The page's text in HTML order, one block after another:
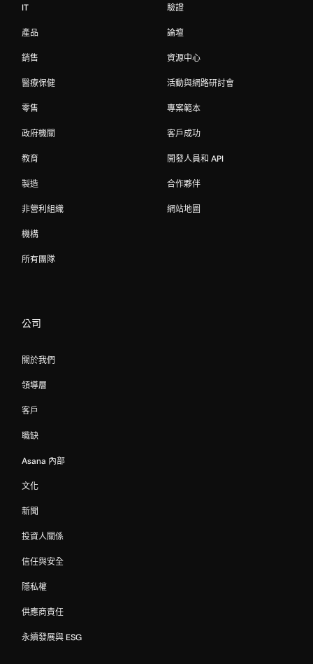
IT
產品
銷售
醫療保健
零售
政府機關
教育
製造
非營利組織
機構
所有團隊
驗證
論壇
資源中心
活動與網路研討會
專案範本
客戶成功
開發人員和 API
合作夥伴
網站地圖
公司
關於我們
領導層
客戶
職缺
Asana 內部
文化
新聞
投資人關係
信任與安全
隱私權
供應商責任
永續發展與 ESG